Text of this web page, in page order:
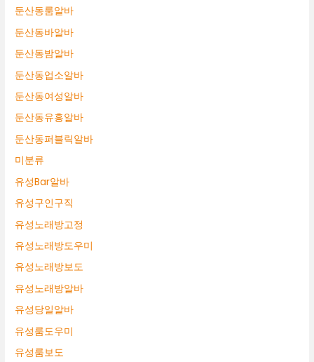
둔산동룸알바
둔산동바알바
둔산동밤알바
둔산동업소알바
둔산동여성알바
둔산동유흥알바
둔산동퍼블릭알바
미분류
유성Bar알바
유성구인구직
유성노래방고정
유성노래방도우미
유성노래방보도
유성노래방알바
유성당일알바
유성룸도우미
유성룸보도